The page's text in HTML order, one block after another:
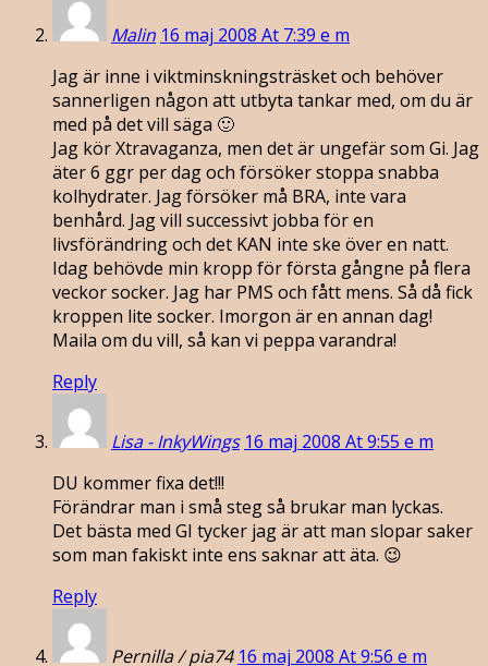
Malin 16 maj 2008 At 7:39 e m
Jag är inne i viktminskningsträsket och behöver
sannerligen någon att utbyta tankar med, om du är
med på det vill säga 🙂
Jag kör Xtravaganza, men det är ungefär som Gi. Jag
äter 6 ggr per dag och försöker stoppa snabba
kolhydrater. Jag försöker må BRA, inte vara
benhård. Jag vill successivt jobba för en
livsförändring och det KAN inte ske över en natt.
Idag behövde min kropp för första gångne på flera
veckor socker. Jag har PMS och fått mens. Så då fick
kroppen lite socker. Imorgon är en annan dag!
Maila om du vill, så kan vi peppa varandra!
Reply
Lisa - InkyWings 16 maj 2008 At 9:55 e m
DU kommer fixa det!!!
Förändrar man i små steg så brukar man lyckas.
Det bästa med GI tycker jag är att man slopar saker
som man fakiskt inte ens saknar att äta. 😉
Reply
Pernilla / pia74 16 maj 2008 At 9:56 e m